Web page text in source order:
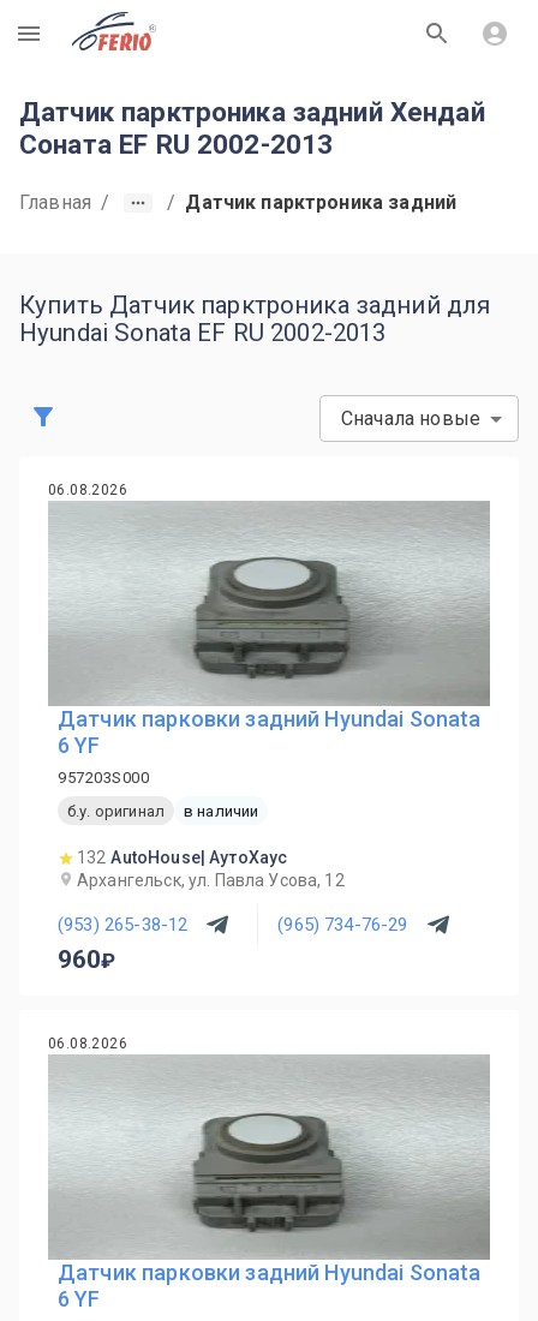
R
Датчик парктроника задний Хендай
Соната EF RU 2002-2013
Главная / / Датчик парктроника задний
Купить Датчик парктроника задний для
Hyundai Sonata EF RU 2002-2013
Сначала новые
06.08.2026
Датчик парковки задний Hyundai Sonata
6 YF
957203S000
б.у. оригинал
в наличии
132 AutoHouse| АутоХаус
Архангельск, ул. Павла Усова, 12
(953) 265-38-12 (965) 734-76-29
960
06.08.2026
Датчик парковки задний Hyundai Sonata
6 YF